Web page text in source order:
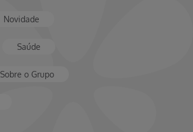
Novidade
Saúde
Sobre o Grupo